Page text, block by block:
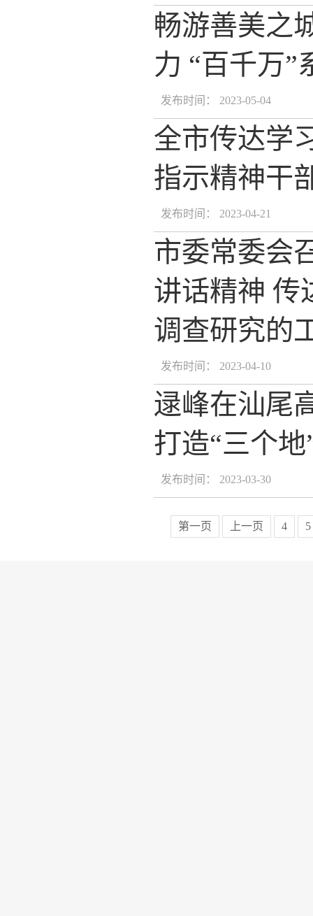
畅游善美之
力 “百千万”
发布时间： 2023-05-04
全市传达学
指示精神干
发布时间： 2023-04-21
市委常委会
讲话精神 传
调查研究的
发布时间： 2023-04-10
逯峰在汕尾
打造“三个
发布时间： 2023-03-30
第一页 上一页 4 5